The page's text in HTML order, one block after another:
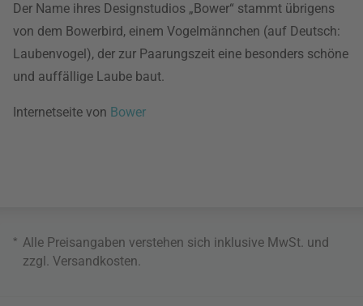
Der Name ihres Designstudios „Bower“ stammt übrigens
von dem Bowerbird, einem Vogelmännchen (auf Deutsch:
Laubenvogel), der zur Paarungszeit eine besonders schöne
und auffällige Laube baut.
Internetseite von Bower
* Alle Preisangaben verstehen sich inklusive MwSt. und
zzgl. Versandkosten.